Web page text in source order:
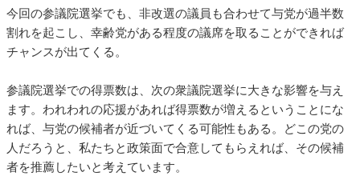
今回の参議院選挙でも、非改選の議員も合わせて与党が過半数
割れを起こし、幸齢党がある程度の議席を取ることができれば
チャンスが出てくる。
参議院選挙での得票数は、次の衆議院選挙に大きな影響を与え
ます。われわれの応援があれば得票数が増えるということにな
れば、与党の候補者が近づいてくる可能性もある。どこの党の
人だろうと、私たちと政策面で合意してもらえれば、その候補
者を推薦したいと考えています。